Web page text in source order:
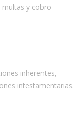
y cobro
inherentes,
intestamentarias.